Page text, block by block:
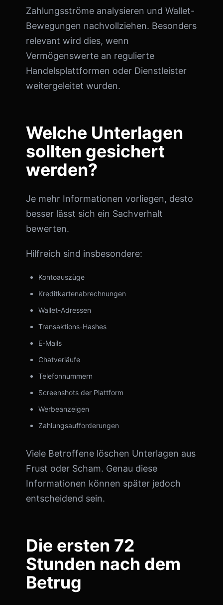
Zahlungsströme analysieren und Wallet-
Bewegungen nachvollziehen. Besonders
relevant wird dies, wenn
Vermögenswerte an regulierte
Handelsplattformen oder Dienstleister
weitergeleitet wurden.
Welche Unterlagen
sollten gesichert
werden?
Je mehr Informationen vorliegen, desto
besser lässt sich ein Sachverhalt
bewerten.
Hilfreich sind insbesondere:
Kontoauszüge
Kreditkartenabrechnungen
Wallet-Adressen
Transaktions-Hashes
E-Mails
Chatverläufe
Telefonnummern
Screenshots der Plattform
Werbeanzeigen
Zahlungsaufforderungen
Viele Betroffene löschen Unterlagen aus
Frust oder Scham. Genau diese
Informationen können später jedoch
entscheidend sein.
Die ersten 72
Stunden nach dem
Betrug